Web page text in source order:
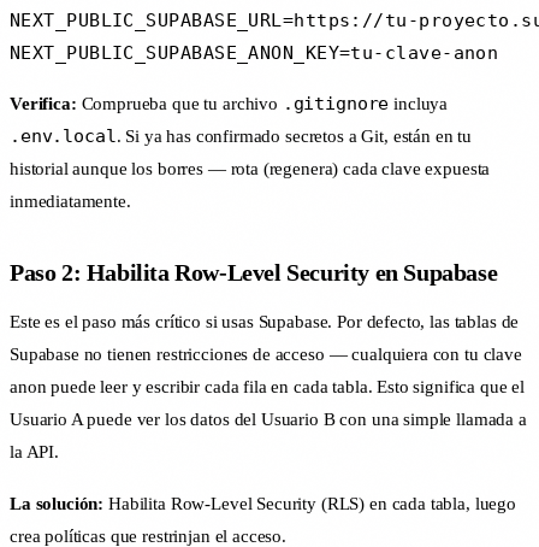
NEXT_PUBLIC_SUPABASE_URL=https://tu-
NEXT_PUBLIC_SUPABASE_ANON_KEY=tu-clave-anon
Verifica: Comprueba que tu archivo .gitignore incluya
.env.local. Si ya has confirmado secretos a Git, están en tu
historial aunque los borres — rota (regenera) cada clave expuesta
inmediatamente.
Paso 2: Habilita Row-Level Security en Supabase
Este es el paso más crítico si usas Supabase. Por defecto, las tablas de
Supabase no tienen restricciones de acceso — cualquiera con tu clave
anon puede leer y escribir cada fila en cada tabla. Esto significa que el
Usuario A puede ver los datos del Usuario B con una simple llamada a
la API.
La solución: Habilita Row-Level Security (RLS) en cada tabla, luego
crea políticas que restrinjan el acceso.